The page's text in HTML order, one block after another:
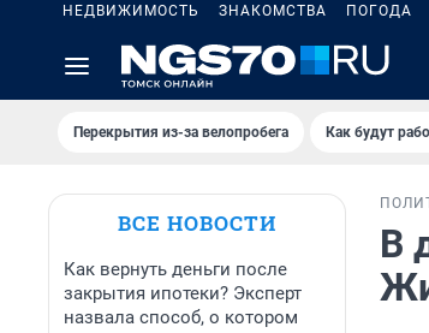
НЕДВИЖИМОСТЬ ЗНАКОМСТВА ПОГОДА
Перекрытия из-за велопробега Как будут
ВСЕ НОВОСТИ
Как вернуть деньги после
закрытия ипотеки? Эксперт
назвала способ, о котором
В